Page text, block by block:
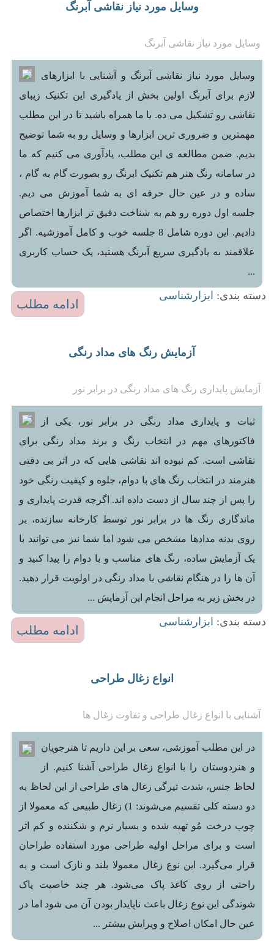
وسایل مورد نیاز نقاشی آبرنگ
وسایل مورد نیاز نقاشی آبرنگ
وسایل مورد نیاز نقاشی آبرنگ و آشنایی با ابزارهای
لازم برای آبرنگ اولین بخش از یادگیری این تکنیک زیبای
نقاشی رو تشکیل می ده. با ما همراه باشید تا در این مطلب
مهمترین و ضروری ترین ابزارها و وسایل رو به شما توضیح
بدیم. ضمن مطالعه ی این مطلب، یادآوری می کنیم که ما
در سامانه رنگ هنر هم تکنیک ابرنگ رو بصورت گام به گام ،
ساده و در عین حال حرفه ای به شما آموزش می دیم.
جلسه اول دوره رو هم به شناخت دقیق تر ابزارها اختصاص
دادیم. این دوره شامل 8 جلسه خوب و کامل آموزشیه. اگر
علاقمند به یادگیری سریع آبرنگ هستید، یک حساب کاربری
...
ادامه مطلب
دسته بندی: ابزارشناسی
آزمایش رنگ های مداد رنگی
آزمایش پایداری رنگ های مداد رنگی در برابر نور
ثبات و پایداری مداد رنگی در برابر نور، یکی از
فاکتورهای مهم در انتخاب رنگ و برند مداد رنگی برای
نقاشی است. کم نبوده اند نقاشی هایی که در اثر بی دقتی
هنرمند در انتخاب رنگ های با دوام، جلوه و کیفیت رنگی خود
را پس از چند سال از دست داده اند. اگرچه قدرت پایداری و
ماندگاری رنگ ها در برابر نور توسط کارخانه سازنده، بر
روی بدنه مدادها مشخص می شود اما شما نیز می توانید با
یک آزمایش ساده، رنگ های مناسب و با دوام را پیدا کنید و
آن ها را در هنگام نقاشی با مداد رنگی در اولویت قرار دهید.
در بخش زیر به مراحل انجام این آزمایش ...
ادامه مطلب
دسته بندی: ابزارشناسی
انواع زغال طراحی
آشنایی با انواع زغال طراحی و تفاوت زغال ها
در این مطلب آموزشی، سعی بر این داریم تا هنرجویان
و هنردوستان را با انواع زغال طراحی آشنا کنیم. از
لحاظ جنس، شدت تیرگی زغال‌ های طراحی از این لحاظ به
دو دسته کلی تقسیم می‌شوند: 1) زغال طبیعی که معمولا از
چوب درخت مُو تهیه شده و بسیار نرم و شکننده و کم اثر
است و برای مراحل اولیه طراحی مورد استفاده طراحان
قرار می‌گیرد. این نوع زغال معمولا بلند و نازک است و به
راحتی از روی کاغذ پاک می‌شود. هر چند خاصیت پاک
شوندگی این نوع زغال باعث ناپایدار بودن آن می شود اما در
عین حال امکان اصلاح و ویرایش بیشتر ...